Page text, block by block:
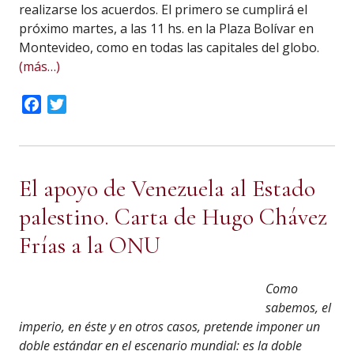
realizarse los acuerdos. El primero se cumplirá el
próximo martes, a las 11 hs. en la Plaza Bolívar en
Montevideo, como en todas las capitales del globo.
(más…)
Facebook
El apoyo de Venezuela al Estado
palestino. Carta de Hugo Chávez
Frías a la ONU
Como
sabemos, el
imperio, en éste y en otros casos, pretende imponer un
doble estándar en el escenario mundial: es la doble